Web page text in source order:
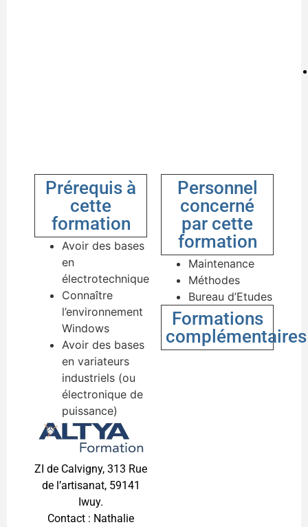
Prérequis à
cette
formation
Avoir des bases
en
électrotechnique
Connaître
l’environnement
Windows
Avoir des bases
en variateurs
industriels (ou
électronique de
puissance)
ZI de Calvigny, 313 Rue
de l’artisanat, 59141
Iwuy.
Contact : Nathalie
Personnel
concerné
par cette
formation
Maintenance
Méthodes
Bureau d’Etudes
Formations
complémentaires